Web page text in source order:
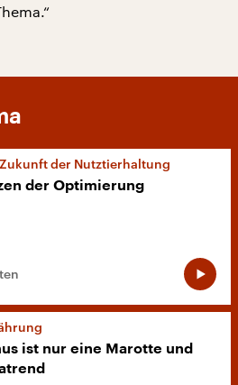
der Nutztierhaltung
der Optimierung
ist nur eine Marotte und